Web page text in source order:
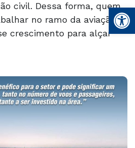
Abrir
civil. Dessa forma, quem
no ramo da aviação,
crescimento para alçar